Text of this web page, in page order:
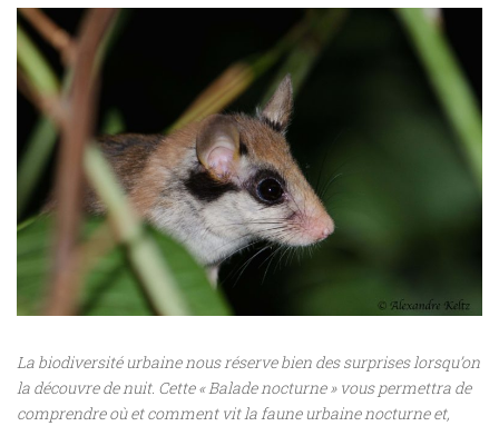
La biodiversité urbaine nous réserve bien des surprises lorsqu’on
la découvre de nuit. Cette « Balade nocturne » vous permettra de
comprendre où et comment vit la faune urbaine nocturne et,